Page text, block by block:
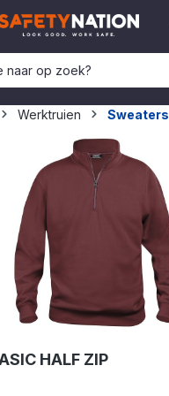
Werktruien
Sweaters
overslaan
HALF ZIP